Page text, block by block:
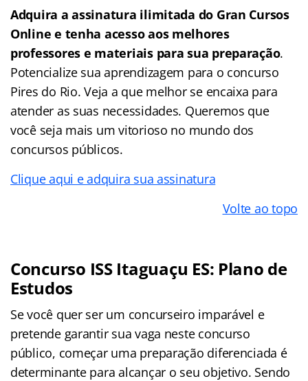
Adquira a assinatura ilimitada do Gran Cursos
Online e tenha acesso aos melhores
professores e materiais para sua preparação.
Potencialize sua aprendizagem para o concurso
Pires do Rio. Veja a que melhor se encaixa para
atender as suas necessidades. Queremos que
você seja mais um vitorioso no mundo dos
concursos públicos.
Clique aqui e adquira sua assinatura
Volte ao topo
Concurso ISS Itaguaçu ES: Plano de
Estudos
Se você quer ser um concurseiro imparável e
pretende garantir sua vaga neste concurso
público, começar uma preparação diferenciada é
determinante para alcançar o seu objetivo. Sendo